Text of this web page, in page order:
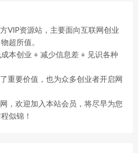
VIP资源站，主要面向互联网创业
超所值。
本创业 + 减少信息差 + 见识各种
重要价值，也为众多创业者开启网
，欢迎加入本站会员，将尽早为您
似锦！